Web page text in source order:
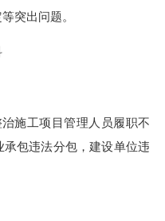
等突出问题。
治施工项目管理人员履职不
包违法分包，建设单位违